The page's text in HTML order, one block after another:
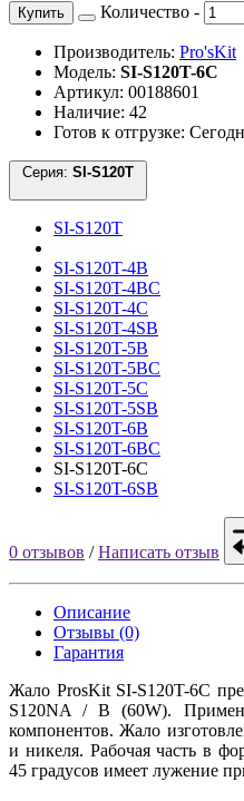
Купить Количество -
Производитель: Pro'sKit
Модель: SI-S120T-6C
Артикул: 00188601
Наличие: 42
Готов к отгрузке:
Серия:
SI-S120T
SI-S120T-4B
SI-S120T-4BC
SI-S120T-4C
SI-S120T-4SB
SI-S120T-5B
SI-S120T-5BC
SI-S120T-5C
SI-S120T-5SB
SI-S120T-6B
SI-S120T-6BC
SI-S120T-6C
SI-S120T-6SB
0 отзывов /Написать отзыв
Описание
Отзывы (0)
Гарантия
Жало ProsKit SI-S120T-6C
S120NA / B (60W).
компонентов. Жало
и никеля. Рабочая часть в
45 градусов имеет лужение